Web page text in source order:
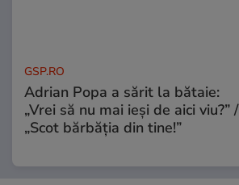
GSP.RO
Adrian Popa a sărit la bătaie:
„Vrei să nu mai ieși de aici viu?” /
„Scot bărbăția din tine!”